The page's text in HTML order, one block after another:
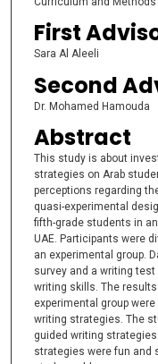
First
Sara Al Aleeli
Second
Dr. Mohamed Hamouda
Abstract
This study is about
strategies on Arab
perceptions regarding
quasi-experimental
fifth-grade students in
UAE. Participants were
an experimental group.
survey and a writing
writing skills. The
experimental group
writing strategies. The
guided writing
strategies were fun and